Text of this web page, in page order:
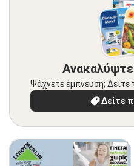
Ψάχνετε έμπνευση; Δείτε
Δείτε